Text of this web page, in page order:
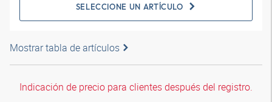
SELECCIONE UN ARTÍCULO
Mostrar tabla de artículos
Indicación de precio para clientes después del registro.